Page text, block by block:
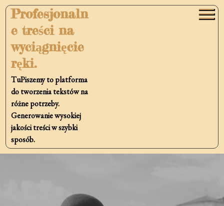
Skip
content
Profesjonaln
e treści na
wyciągnięcie
ręki.
TuPiszemy to platforma
do tworzenia tekstów na
różne potrzeby.
Generowanie wysokiej
jakości treści w szybki
sposób.